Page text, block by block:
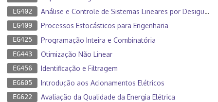
EG402 Análise e Controle de Sistemas Lineares por Desigualdades Matriciais Lineares
EG409 Processos Estocásticos para Engenharia
EG425 Programação Inteira e Combinatória
EG443 Otimização Não Linear
EG456 Identificação e Filtragem
EG605 Introdução aos Acionamentos Elétricos
EG622 Avaliação da Qualidade da Energia Elétrica